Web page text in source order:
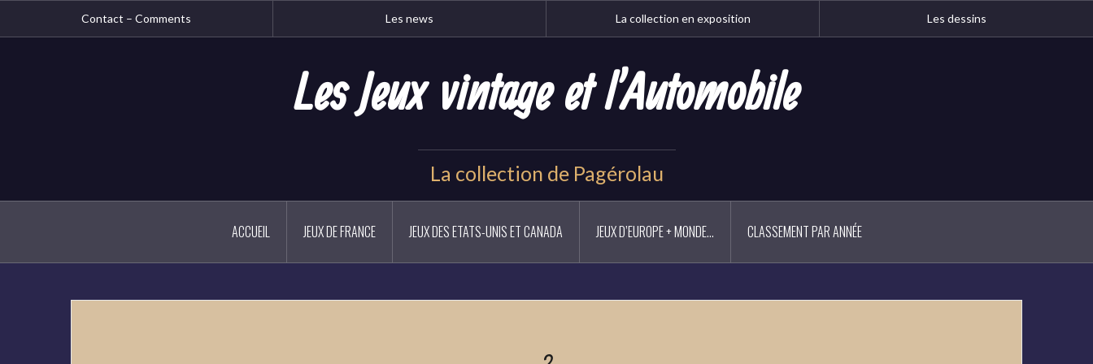
Contact – Comments Les news La collection en exposition Les dessins
Les Jeux vintage et l'Automobile
La collection de Pagérolau
ACCUEIL JEUX DE FRANCE JEUX DES ETATS-UNIS ET CANADA JEUX D’EUROPE + MONDE… CLASSEMENT PAR ANNÉE